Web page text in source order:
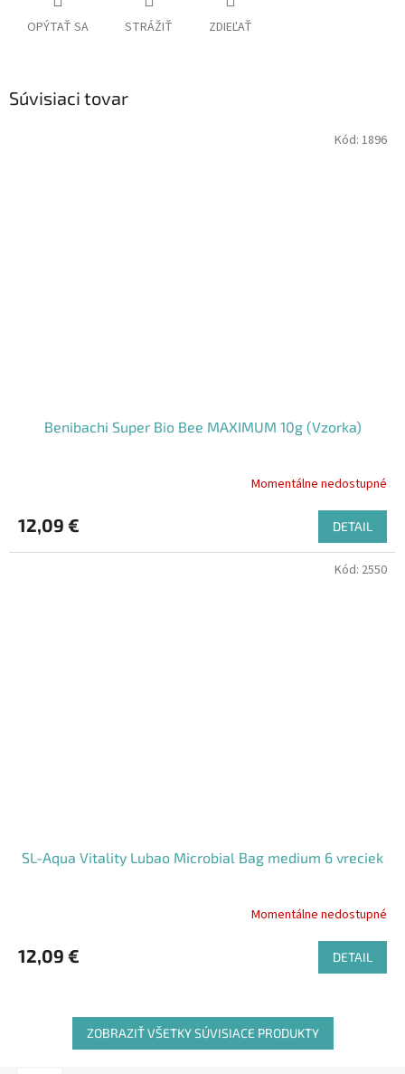
OPÝTAŤ SA STRÁŽIŤ ZDIEĽAŤ
Súvisiaci tovar
Benibachi Super Bio Bee MAXIMUM 10g (Vzorka)
produktu
je
5,0
Momentálne nedostupné
12,09 € DETAIL
Kód: 1896
SL-Aqua Vitality Lubao Microbial Bag medium 6 vreciek
Momentálne nedostupné
12,09 € DETAIL
Kód: 2550
ZOBRAZIŤ VŠETKY SÚVISIACE PRODUKTY